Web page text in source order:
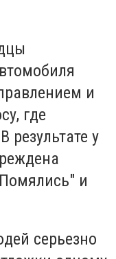
и
где
результате у
и
серьезно